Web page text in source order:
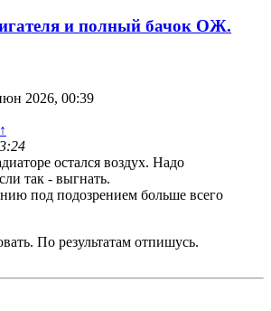
и полный бачок ОЖ.
2026, 00:39
↑
остался воздух. Надо
так - выгнать.
под подозрением больше всего
По результатам отпишусь.